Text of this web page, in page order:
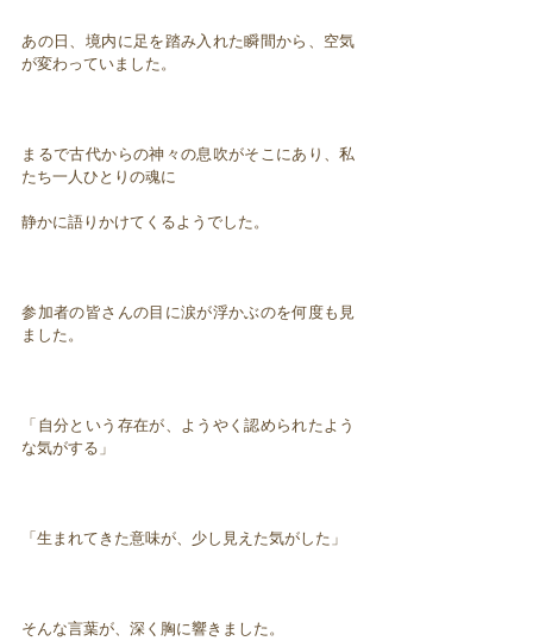
あの日、境内に足を踏み入れた瞬間から、空気
が変わっていました。
まるで古代からの神々の息吹がそこにあり、私
たち一人ひとりの魂に
静かに語りかけてくるようでした。
参加者の皆さんの目に涙が浮かぶのを何度も見
ました。
「自分という存在が、ようやく認められたよう
な気がする」
「生まれてきた意味が、少し見えた気がした」
そんな言葉が、深く胸に響きました。